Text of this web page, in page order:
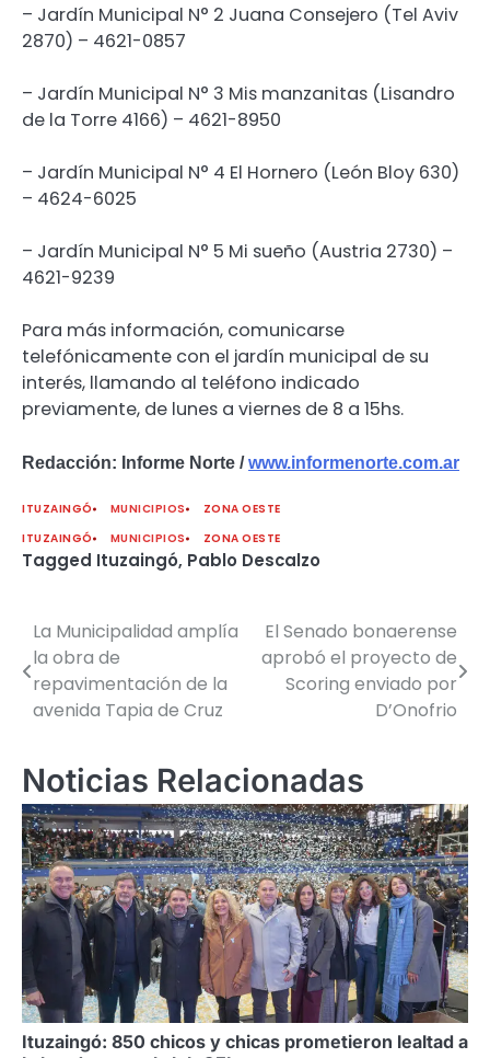
– Jardín Municipal N° 2 Juana Consejero (Tel Aviv
2870) – 4621-0857
– Jardín Municipal N° 3 Mis manzanitas (Lisandro
de la Torre 4166) – 4621-8950
– Jardín Municipal N° 4 El Hornero (León Bloy 630)
– 4624-6025
– Jardín Municipal N° 5 Mi sueño (Austria 2730) –
4621-9239
Para más información, comunicarse
telefónicamente con el jardín municipal de su
interés, llamando al teléfono indicado
previamente, de lunes a viernes de 8 a 15hs.
Redacción: Informe Norte /www.informenorte.com.ar
ITUZAINGÓ MUNICIPIOS
ZONA OESTE
ITUZAINGÓ
MUNICIPIOS ZONA OESTE
Tagged Ituzaingó, Pablo Descalzo
Navegación
de
entradas
La Municipalidad amplía
la obra de
repavimentación de la
avenida Tapia de Cruz
El Senado bonaerense
aprobó el proyecto de
Scoring enviado por
D’Onofrio
Noticias Relacionadas
Ituzaingó: 850 chicos y chicas prometieron lealtad a